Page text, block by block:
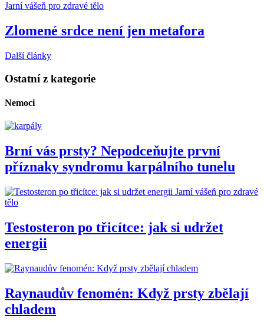
Jarní vášeň pro zdravé tělo
Zlomené srdce není jen metafora
Další články
Ostatní z kategorie
Nemoci
Brní vás prsty? Nepodceňujte první
příznaky syndromu karpálního tunelu
Jarní vášeň pro zdravé
tělo
Testosteron po třicítce: jak si udržet
energii
Raynaudův fenomén: Když prsty zbělají
chladem